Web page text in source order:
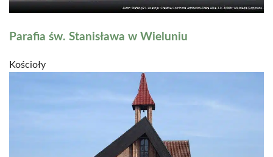
Parafia św. Stanisława w Wieluniu
Kościoły